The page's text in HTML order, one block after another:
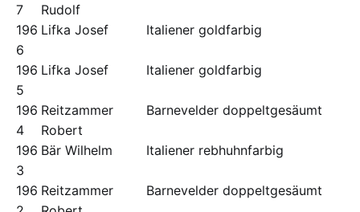
7
Rudolf
196
6
Lifka Josef Italiener goldfarbig
196
5
Lifka Josef Italiener goldfarbig
196
4
Reitzammer
Robert
Barnevelder doppeltgesäumt
196
3
Bär Wilhelm Italiener rebhuhnfarbig
196 Reitzammer
Barnevelder doppeltgesäumt